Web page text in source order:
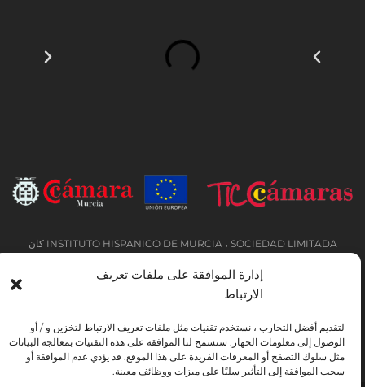
إدارة الموافقة على ملفات تعريف
الارتباط
لتقديم أفضل التجارب ، نستخدم تقنيات مثل ملفات تعريف الارتباط لتخزين و / أو
الوصول إلى معلومات الجهاز. ستسمح لنا الموافقة على هذه التقنيات بمعالجة البيانات
مثل سلوك التصفح أو المعرفات الفريدة على هذا الموقع. قد يؤدي عدم الموافقة أو
سحب الموافقة إلى التأثير سلبًا على ميزات ووظائف معينة.
INSTITUTO HISPANICO DE MURCIA ، SOCIEDAD LIMITADA كان
تكنولوجيا المعلومات والاتصالات وإمكانية الوصول إليها ، وبفضل ذلك نفذت الحلول
التالية: التواجد عبر الإنترنت من خلال موقع إلكتروني. تم اتخاذ الإجراء الحالي في عام
مورسيا.